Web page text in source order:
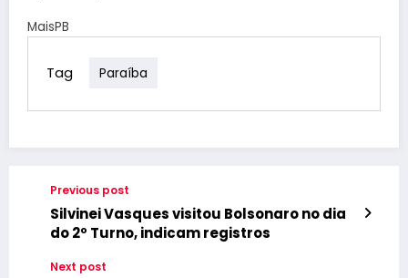
MaisPB
Tag Paraíba
Previous post
Silvinei Vasques visitou Bolsonaro no dia
do 2º Turno, indicam registros
Next post